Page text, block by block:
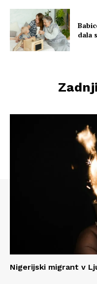
dala
Nigerijski migrant v